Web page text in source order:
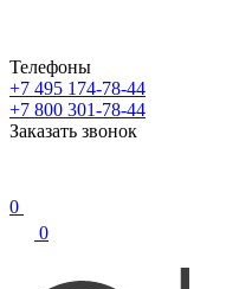
Телефоны
+7 495 174-78-44
+7 800 301-78-44
Заказать звонок
0
0